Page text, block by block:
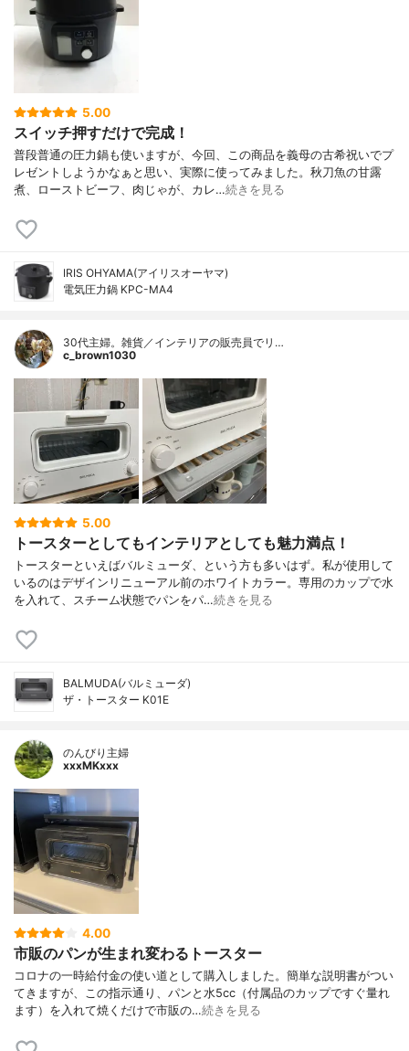
5.00
スイッチ押すだけで完成！
普段普通の圧力鍋も使いますが、今回、この商品を義母の古希祝いでプ
レゼントしようかなぁと思い、実際に使ってみました。秋刀魚の甘露
煮、ローストビーフ、肉じゃが、カレ…続きを見る
IRIS OHYAMA(アイリスオーヤマ)
電気圧力鍋 KPC-MA4
30代主婦。雑貨／インテリアの販売員でリ…
c_brown1030
5.00
トースターとしてもインテリアとしても魅力満点！
トースターといえばバルミューダ、という方も多いはず。私が使用して
いるのはデザインリニューアル前のホワイトカラー。専用のカップで水
を入れて、スチーム状態でパンをパ…続きを見る
BALMUDA(バルミューダ)
ザ・トースター K01E
のんびり主婦
xxxMKxxx
4.00
市販のパンが生まれ変わるトースター
コロナの一時給付金の使い道として購入しました。簡単な説明書がつい
てきますが、この指示通り、パンと水5cc（付属品のカップですぐ量れ
ます）を入れて焼くだけで市販の…続きを見る